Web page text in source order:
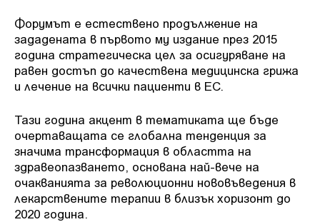
Форумът е естествено продължение на
зададената в първото му издание през 2015
година стратегическа цел за осигуряване на
равен достъп до качествена медицинска грижа
и лечение на всички пациенти в ЕС.
Тази година акцент в тематиката ще бъде
очертаващата се глобална тенденция за
значима трансформация в областта на
здравеопазването, основана най-вече на
очакванията за революционни нововъведения в
лекарствените терапии в близък хоризонт до
2020 година.